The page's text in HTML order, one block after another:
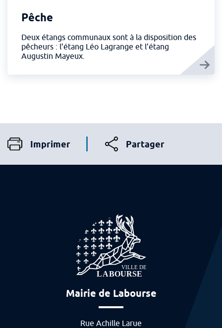
Pêche
Deux étangs communaux sont à la disposition des
pêcheurs : l’étang Léo Lagrange et l’étang
Augustin Mayeux.
Imprimer Partager
Mairie de Labourse
Rue Achille Larue